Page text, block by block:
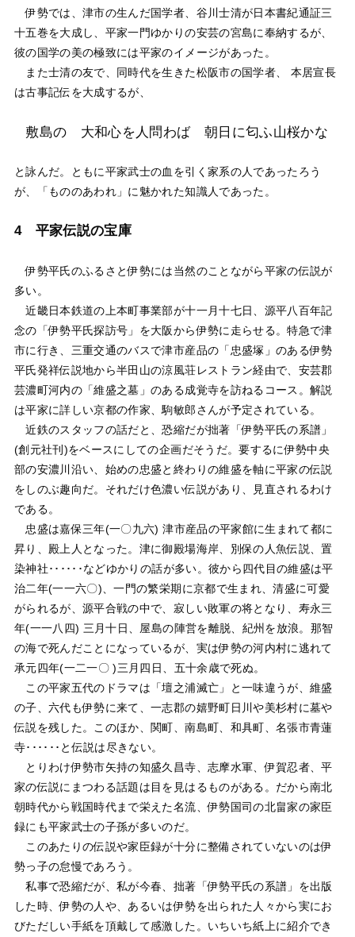
伊勢では、津市の生んだ国学者、谷川士清が日本書紀通証三
十五巻を大成し、平家一門ゆかりの安芸の宮島に奉納するが、
彼の国学の美の極致には平家のイメージがあった。
また士清の友で、同時代を生きた松阪市の国学者、 本居宣長
は古事記伝を大成するが、
敷島の 大和心を人問わば 朝日に匂ふ山桜かな
と詠んだ。ともに平家武士の血を引く家系の人であったろう
が、「もののあわれ」に魅かれた知識人であった。
4 平家伝説の宝庫
伊勢平氏のふるさと伊勢には当然のことながら平家の伝説が
多い。
近畿日本鉄道の上本町事業部が十一月十七日、源平八百年記
念の「伊勢平氏探訪号」を大阪から伊勢に走らせる。特急で津
市に行き、三重交通のバスで津市産品の「忠盛塚」のある伊勢
平氏発祥伝説地から半田山の涼風荘レストラン経由で、安芸郡
芸濃町河内の「維盛之墓」のある成覚寺を訪ねるコース。解説
は平家に詳しい京都の作家、駒敏郎さんが予定されている。
近鉄のスタッフの話だと、恐縮だが拙著「伊勢平氏の系譜」
(創元社刊)をベースにしての企画だそうだ。要するに伊勢中央
部の安濃川沿い、始めの忠盛と終わりの維盛を軸に平家の伝説
をしのぶ趣向だ。それだけ色濃い伝説があり、見直されるわけ
である。
忠盛は嘉保三年(一〇九六) 津市産品の平家館に生まれて都に
昇り、殿上人となった。津に御殿場海岸、別保の人魚伝説、置
染神社･･････などゆかりの話が多い。彼から四代目の維盛は平
治二年(一一六〇)、一門の繁栄期に京都で生まれ、清盛に可愛
がられるが、源平合戦の中で、寂しい敗軍の将となり、寿永三
年(一一八四) 三月十日、屋島の陣営を離脱、紀州を放浪。那智
の海で死んだことになっているが、実は伊勢の河内村に逃れて
承元四年(一二一〇 )三月四日、五十余歳で死ぬ。
この平家五代のドラマは「壇之浦滅亡」と一味違うが、維盛
の子、六代も伊勢に来て、一志郡の嬉野町日川や美杉村に墓や
伝説を残した。このほか、関町、南島町、和具町、名張市青蓮
寺･･････と伝説は尽きない。
とりわけ伊勢市矢持の知盛久昌寺、志摩水軍、伊賀忍者、平
家の伝説にまつわる話題は目を見はるものがある。だから南北
朝時代から戦国時代まで栄えた名流、伊勢国司の北畠家の家臣
録にも平家武士の子孫が多いのだ。
このあたりの伝説や家臣録が十分に整備されていないのは伊
勢っ子の怠慢であろう。
私事で恐縮だが、私が今春、拙著「伊勢平氏の系譜」を出版
した時、伊勢の人や、あるいは伊勢を出られた人々から実にお
びただしい手紙を頂戴して感激した。いちいち紙上に紹介でき